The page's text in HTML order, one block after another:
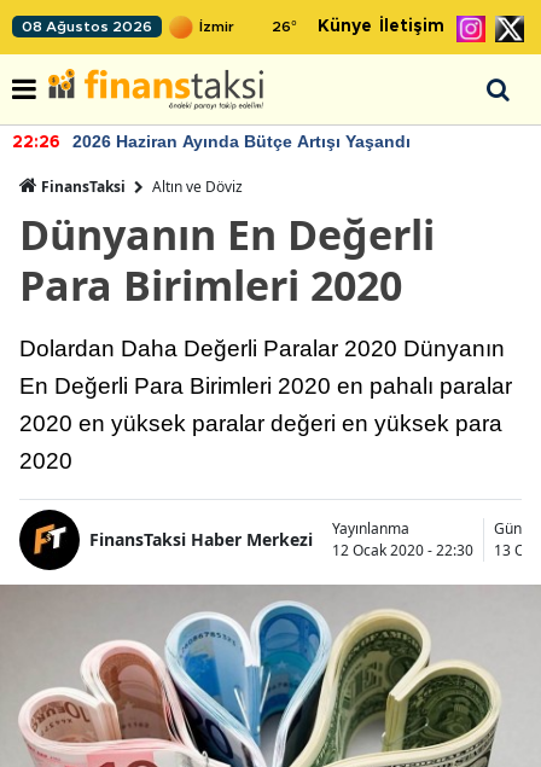
08 Ağustos 2026 26° Künye İletişim
22:24 TCMB'nin rezervlerinde artan momentum devam ediyor
FinansTaksi Altın ve Döviz
Dünyanın En Değerli
Para Birimleri 2020
Dolardan Daha Değerli Paralar 2020 Dünyanın
En Değerli Para Birimleri 2020 en pahalı paralar
2020 en yüksek paralar değeri en yüksek para
2020
FinansTaksi Haber Merkezi
Yayınlanma
12 Ocak 2020 - 22:30
13